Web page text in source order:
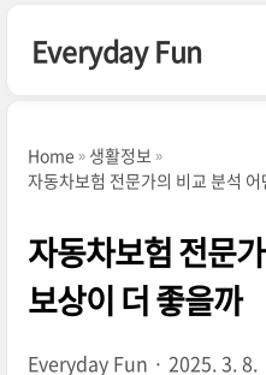
Everyday Fun
Home
생활정보
자동차보험 전문가의 비교 분석
자동차보험 전문
보상이 더 좋을까
Everyday Fun 2025. 3. 8.